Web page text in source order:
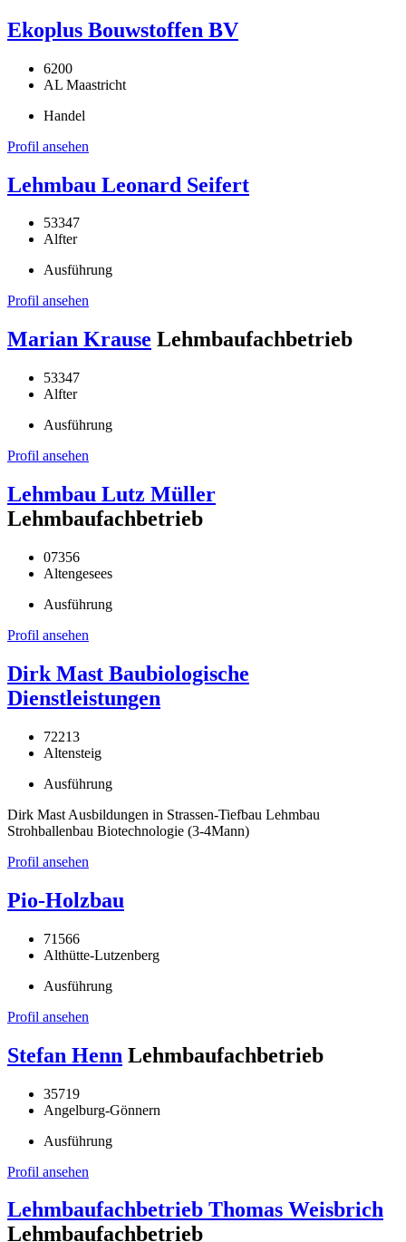
Ekoplus Bouwstoffen BV
6200
AL Maastricht
Handel
Profil ansehen
Lehmbau Leonard Seifert
53347
Alfter
Ausführung
Profil ansehen
Marian Krause Lehmbaufachbetrieb
53347
Alfter
Ausführung
Profil ansehen
Lehmbau Lutz Müller
Lehmbaufachbetrieb
07356
Altengesees
Ausführung
Profil ansehen
Dirk Mast Baubiologische
Dienstleistungen
72213
Altensteig
Ausführung
Dirk Mast Ausbildungen in Strassen-Tiefbau Lehmbau
Strohballenbau Biotechnologie (3-4Mann)
Profil ansehen
Pio-Holzbau
71566
Althütte-Lutzenberg
Ausführung
Profil ansehen
Stefan Henn Lehmbaufachbetrieb
35719
Angelburg-Gönnern
Ausführung
Profil ansehen
Lehmbaufachbetrieb Thomas Weisbrich
Lehmbaufachbetrieb